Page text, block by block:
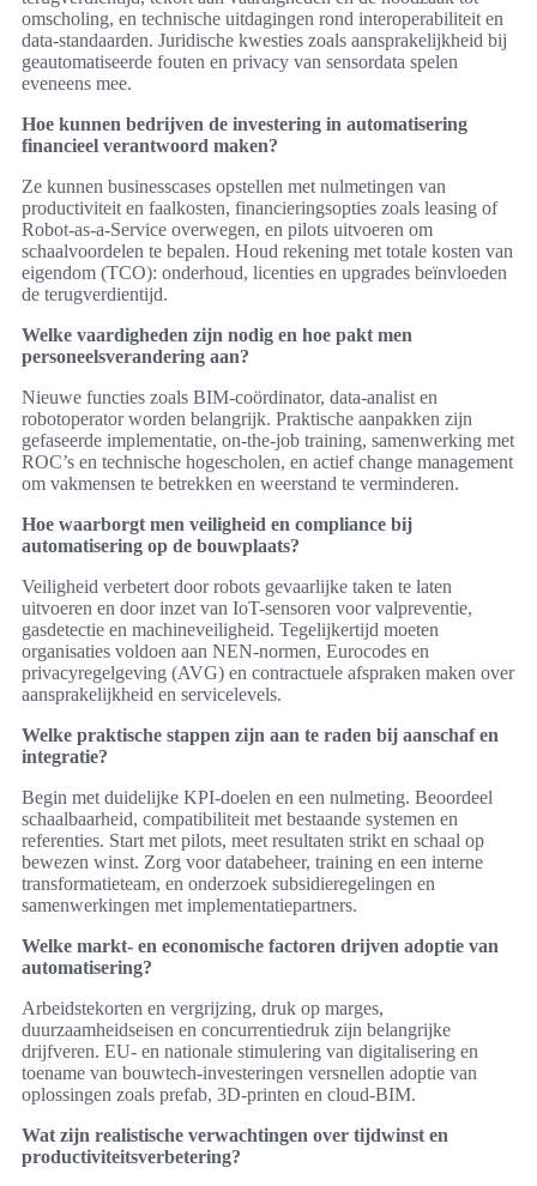
omscholing, en technische uitdagingen rond interoperabiliteit en
data-standaarden. Juridische kwesties zoals aansprakelijkheid bij
geautomatiseerde fouten en privacy van sensordata spelen
eveneens mee.
Hoe kunnen bedrijven de investering in automatisering
financieel verantwoord maken?
Ze kunnen businesscases opstellen met nulmetingen van
productiviteit en faalkosten, financieringsopties zoals leasing of
Robot-as-a-Service overwegen, en pilots uitvoeren om
schaalvoordelen te bepalen. Houd rekening met totale kosten van
eigendom (TCO): onderhoud, licenties en upgrades beïnvloeden
de terugverdientijd.
Welke vaardigheden zijn nodig en hoe pakt men
personeelsverandering aan?
Nieuwe functies zoals BIM-coördinator, data-analist en
robotoperator worden belangrijk. Praktische aanpakken zijn
gefaseerde implementatie, on-the-job training, samenwerking met
ROC’s en technische hogescholen, en actief change management
om vakmensen te betrekken en weerstand te verminderen.
Hoe waarborgt men veiligheid en compliance bij
automatisering op de bouwplaats?
Veiligheid verbetert door robots gevaarlijke taken te laten
uitvoeren en door inzet van IoT-sensoren voor valpreventie,
gasdetectie en machineveiligheid. Tegelijkertijd moeten
organisaties voldoen aan NEN-normen, Eurocodes en
privacyregelgeving (AVG) en contractuele afspraken maken over
aansprakelijkheid en servicelevels.
Welke praktische stappen zijn aan te raden bij aanschaf en
integratie?
Begin met duidelijke KPI-doelen en een nulmeting. Beoordeel
schaalbaarheid, compatibiliteit met bestaande systemen en
referenties. Start met pilots, meet resultaten strikt en schaal op
bewezen winst. Zorg voor databeheer, training en een interne
transformatieteam, en onderzoek subsidieregelingen en
samenwerkingen met implementatiepartners.
Welke markt- en economische factoren drijven adoptie van
automatisering?
Arbeidstekorten en vergrijzing, druk op marges,
duurzaamheidseisen en concurrentiedruk zijn belangrijke
drijfveren. EU- en nationale stimulering van digitalisering en
toename van bouwtech-investeringen versnellen adoptie van
oplossingen zoals prefab, 3D-printen en cloud-BIM.
Wat zijn realistische verwachtingen over tijdwinst en
productiviteitsverbetering?